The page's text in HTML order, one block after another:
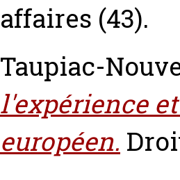
affaires (43).
Taupiac-
l'expérience
européen.